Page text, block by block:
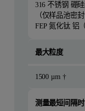
316 不锈钢 硼
（仅样品池密
FEP 氮化钛 铝
最大粒度
1500 µm †
测量最短间隔时